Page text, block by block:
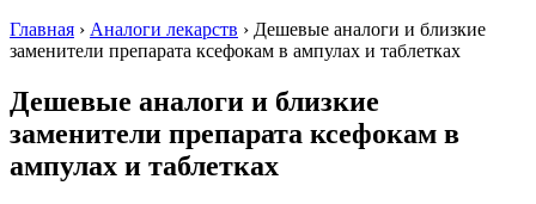
Главная › Аналоги лекарств › Дешевые аналоги и близкие
заменители препарата ксефокам в ампулах и таблетках
Дешевые аналоги и близкие
заменители препарата ксефокам в
ампулах и таблетках